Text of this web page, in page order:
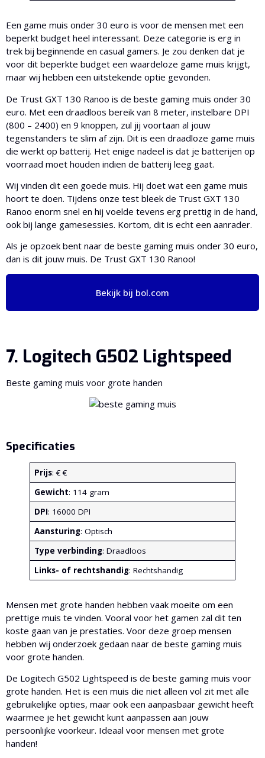
Een game muis onder 30 euro is voor de mensen met een
beperkt budget heel interessant. Deze categorie is erg in
trek bij beginnende en casual gamers. Je zou denken dat je
voor dit beperkte budget een waardeloze game muis krijgt,
maar wij hebben een uitstekende optie gevonden.
De Trust GXT 130 Ranoo is de beste gaming muis onder 30
euro. Met een draadloos bereik van 8 meter, instelbare DPI
(800 – 2400) en 9 knoppen, zul jij voortaan al jouw
tegenstanders te slim af zijn. Dit is een draadloze game muis
die werkt op batterij. Het enige nadeel is dat je batterijen op
voorraad moet houden indien de batterij leeg gaat.
Wij vinden dit een goede muis. Hij doet wat een game muis
hoort te doen. Tijdens onze test bleek de Trust GXT 130
Ranoo enorm snel en hij voelde tevens erg prettig in de hand,
ook bij lange gamesessies. Kortom, dit is echt een aanrader.
Als je opzoek bent naar de beste gaming muis onder 30 euro,
dan is dit jouw muis. De Trust GXT 130 Ranoo!
Bekijk bij bol.com
7. Logitech G502 Lightspeed
Beste gaming muis voor grote handen
Specificaties
Prijs: € €
Gewicht: 114 gram
DPI: 16000 DPI
Aansturing: Optisch
Type verbinding: Draadloos
Links- of rechtshandig: Rechtshandig
Mensen met grote handen hebben vaak moeite om een
prettige muis te vinden. Vooral voor het gamen zal dit ten
koste gaan van je prestaties. Voor deze groep mensen
hebben wij onderzoek gedaan naar de beste gaming muis
voor grote handen.
De Logitech G502 Lightspeed is de beste gaming muis voor
grote handen. Het is een muis die niet alleen vol zit met alle
gebruikelijke opties, maar ook een aanpasbaar gewicht heeft
waarmee je het gewicht kunt aanpassen aan jouw
persoonlijke voorkeur. Ideaal voor mensen met grote
handen!